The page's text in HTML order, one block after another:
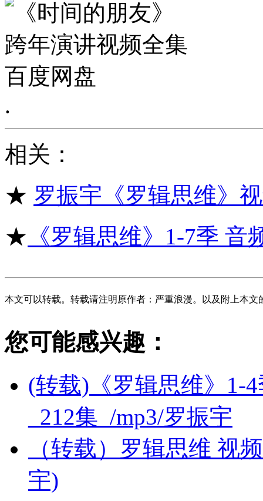
.
相关：
★ 罗振宇《罗辑思维》
★ 《罗辑思维》1-7季 音
本文可以转载。转载请注明原作者：严重浪漫。以及附上本文
您可能感兴趣：
(转载)《罗辑思维》1-
_212集_/mp3/罗振宇
（转载）罗辑思维 视
宇)